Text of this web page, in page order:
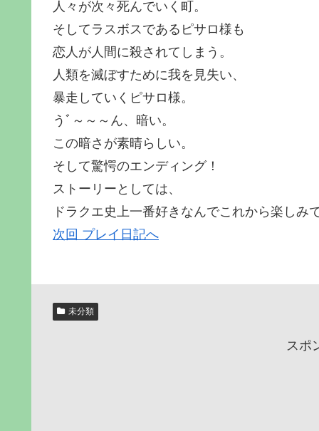
人々が次々死んでいく町。
そしてラスボスであるピサロ様も
恋人が人間に殺されてしまう。
人類を滅ぼすために我を見失い、
暴走していくピサロ様。
うﾞ～～～ん、暗い。
この暗さが素晴らしい。
そして驚愕のエンディング！
ストーリーとしては、
ドラクエ史上一番好きなんでこれから楽しみで
次回 プレイ日記へ
未分類
スポ